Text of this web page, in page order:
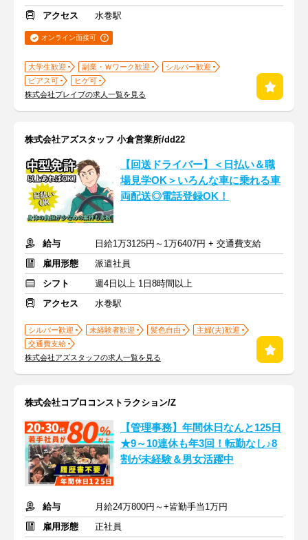
アクセス
水巻駅
オンライン面接可
大学生歓迎 副業・Ｗワーク歓迎
シルバー歓迎
ピアス可
ヒゲ可
株式会社ブレイブの求人一覧を見る
株式会社アズスタッフ 小倉営業所/dd22
【回送ドライバー】＜日払い＆職
場見学OK＞いろんな車に乗れる車
両配送◎電話登録OK！
給与
日給1万3125円～1万6407円 + 交通費支給
雇用形態
派遣社員
シフト
週4日以上 1日8時間以上
アクセス
水巻駅
シルバー歓迎 未経験者歓迎 髪色自由
主婦(夫)歓迎
交通費支給
株式会社アズスタッフの求人一覧を見る
株式会社コプロコンストラクション/Z
【管理事務】年間休日なんと125日
★9～10連休も年3回！転勤なし♪8
割が未経験＆男女活躍中
給与
月給24万800円～+皆勤手当1万円
雇用形態
正社員